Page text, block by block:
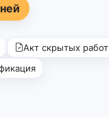
Акт скрытых работ